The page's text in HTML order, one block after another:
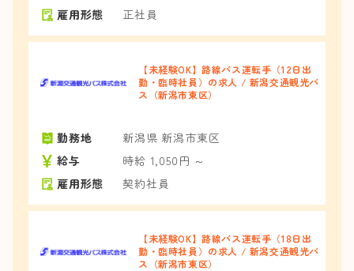
雇用形態
正社員
【未経験OK】路線バス運転手（12日出
勤・臨時社員）の求人 / 新潟交通観光バ
ス（新潟市東区）
勤務地
新潟県 新潟市東区
給与
時給 1,050円 ～
雇用形態
契約社員
【未経験OK】路線バス運転手（18日出
勤・臨時社員）の求人 / 新潟交通観光バ
ス（新潟市東区）